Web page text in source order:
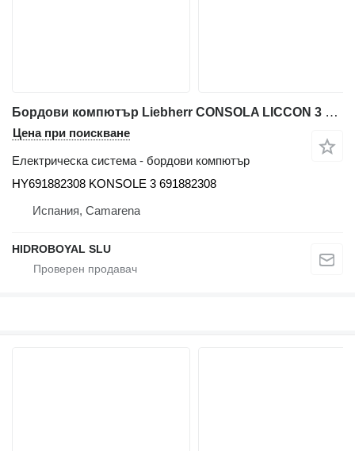
Бордови компютър Liebherr CONSOLA LICCON 3 HY691882308 за автокран Liebherr LIEBHERR LTM CRANE
Цена при поискване
Електрическа система - бордови компютър
HY691882308 KONSOLE 3 691882308
Испания, Camarena
HIDROBOYAL SLU